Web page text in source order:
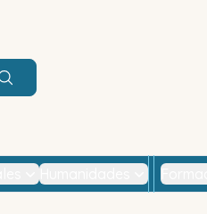
Buscar